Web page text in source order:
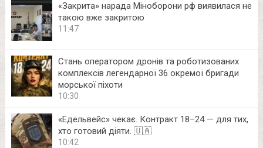
«Закрита» нарада Міноборони рф виявилася не
такою вже закритою
11:47
Стань оператором дронів та роботизованих
комплексів легендарної 36 окремої бригади
морської піхоти
10:30
«Едельвейс» чекає. Контракт 18–24 — для тих,
хто готовий діяти. 🇺🇦
10:42